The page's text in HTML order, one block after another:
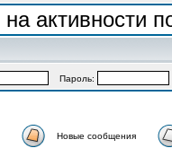
активности
Пароль:
Новые сообщения